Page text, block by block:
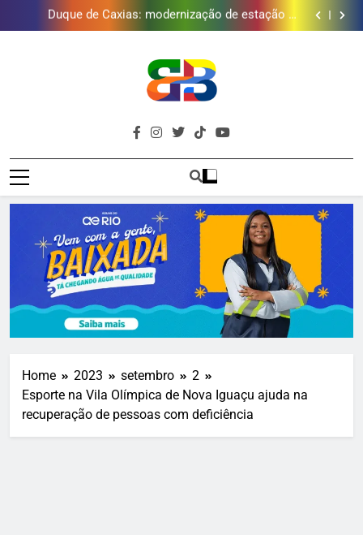
tratamento reforça abastecimento de água
Guanabara tem diversas opções de vinhos para
presentear o seu pai. Descubra como escolher o que
Gastro Samba reúne Nosso Sentimento e Gustavo
Golfe e fortalece projeto que atende 140 crianças
Duque de Caxias: modernização de estação de
tratamento reforça abastecimento de água
Guanabara tem diversas opções de vinhos para
presentear o seu pai. Descubra como escolher o que
mais combina com ele
Gastro Samba reúne Nosso Sentimento e Gustavo
Lins em Nova Iguaçu neste fim de semana
Brava
Baixada
Baixada Fluminense Em Destaque!
Home 2023 setembro
2
Esporte na Vila Olímpica de Nova Iguaçu ajuda na
recuperação de pessoas com deficiência